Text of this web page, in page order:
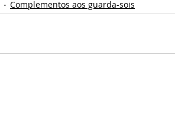
Complementos aos guarda-sois